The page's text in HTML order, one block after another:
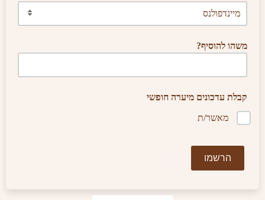
משהו להוסיף?
קבלת עדכונים מיערה חופשי
מאשר/ת